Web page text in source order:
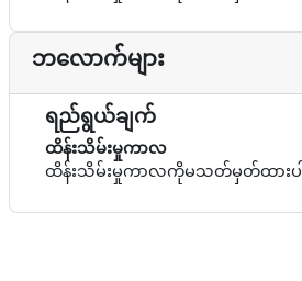
ဘလောက်များ
ရည်ရွယ်ချက်
ထိန်းသိမ်းမှုကာလ
ထိန်းသိမ်းမှုကာလကိုမသတ်မှတ်ထားပါ